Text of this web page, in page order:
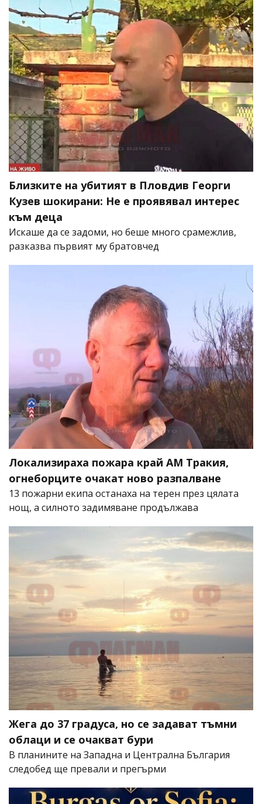
Близките на убитият в Пловдив Георги
Кузев шокирани: Не е проявявал интерес
към деца
Искаше да се задоми, но беше много срамежлив,
разказва първият му братовчед
Локализираха пожара край АМ Тракия,
огнеборците очакат ново разпалване
13 пожарни екипа останаха на терен през цялата
нощ, а силното задимяване продължава
Жега до 37 градуса, но се задават тъмни
облаци и се очакват бури
В планините на Западна и Централна България
следобед ще превали и прегърми